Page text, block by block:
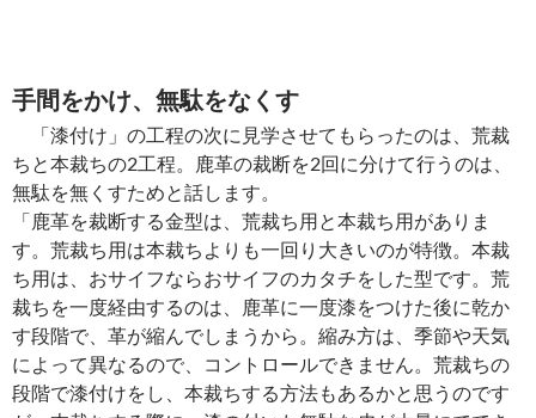
手間をかけ、無駄をなくす
「漆付け」の工程の次に見学させてもらったのは、荒裁
ちと本裁ちの2工程。鹿革の裁断を2回に分けて行うのは、
無駄を無くすためと話します。
「鹿革を裁断する金型は、荒裁ち用と本裁ち用がありま
す。荒裁ち用は本裁ちよりも一回り大きいのが特徴。本裁
ち用は、おサイフならおサイフのカタチをした型です。荒
裁ちを一度経由するのは、鹿革に一度漆をつけた後に乾か
す段階で、革が縮んでしまうから。縮み方は、季節や天気
によって異なるので、コントロールできません。荒裁ちの
段階で漆付けをし、本裁ちする方法もあるかと思うのです